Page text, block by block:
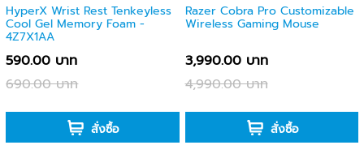
HyperX Wrist Rest Tenkeyless
Cool Gel Memory Foam -
4Z7X1AA
590.00 บาท
690.00 บาท
สั่งซื้อ
Razer Cobra Pro Customizable
Wireless Gaming Mouse
3,990.00 บาท
4,990.00 บาท
สั่งซื้อ